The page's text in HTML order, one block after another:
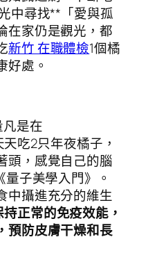
中尋找**「愛與孤
在家仍是觀光，都
新竹 在職體檢1個橘
好處。
是在
吃2只年夜橘子，
頭，感覺自己的腦
子美學入門》。
中攝進充分的維生
正常的免疫效能，
預防皮膚干燥和長